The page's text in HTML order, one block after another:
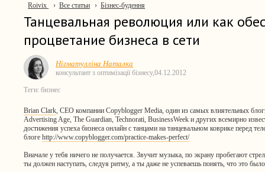
Roivix › Все статьи › Бізнес-будення
Танцевальная революция или как
процветание бизнеса в сети
Нігматулліна Наталка
консультант з оптимізації бізнесу,04.12.2012
Теги:бизнес
Brian Clark, CEO компании Copyblogger Media, один из самых влиятельных
Advertising Age, The Guardian, Technorati, BusinessWeek и других всемирно
достижения успеха бизнеса онлайн с танцами на танцевальном коврике перед
блогеhttp://www.copyblogger.com/practice-makes-perfect/
Вначале у тебя ничего не получается. Звучит музыка, по экрану пробегают
ты должен наступать, следуя ритму, а ты даже не успеваешь понять, что это